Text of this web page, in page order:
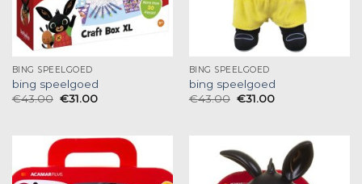
BING SPEELGOED
bing speelgoed
€43.00 €31.00
BING SPEELGOED
bing speelgoed
€43.00 €31.00